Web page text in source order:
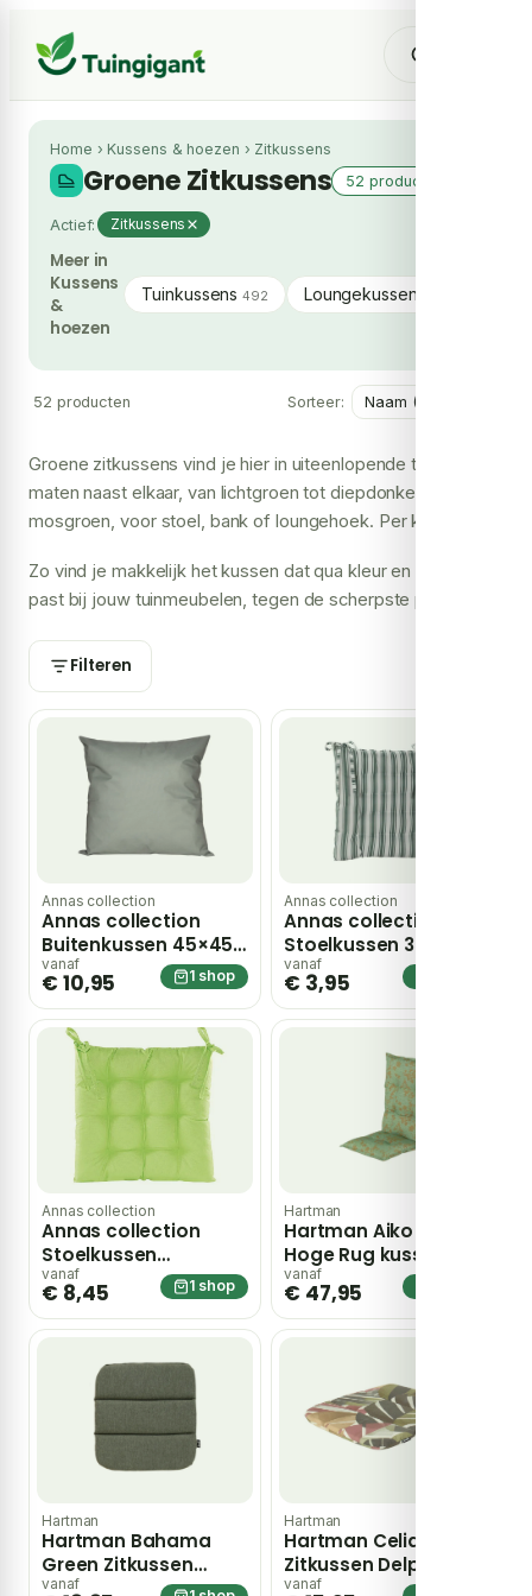
Home › Kussens & hoezen › Zitkussens
Groene Zitkussens 52 producten
Actief: Zitkussens
Meer in
Kussens
&
hoezen
Tuinkussens492 Loungekussens
52 producten Sorteer:
Groene zitkussens vind je hier in uiteenlopende tinten en
maten naast elkaar, van lichtgroen tot diepdonker
mosgroen, voor stoel, bank of loungehoek. Per kussen
je meteen waar hij leverbaar is.
Zo vind je makkelijk het kussen dat qua kleur en afmeting
past bij jouw tuinmeubelen, tegen de scherpste prijs.
Filteren
Annas collection
Annas collection
Buitenkussen 45×45
cm olijf Anna’s
Collection – groen
vanaf
€ 10,95 1 shop
Annas collection
Annas collection
Stoelkussen 38×38
cm Groen Streep
Anna’s Collection
vanaf
€ 3,95
Annas collection
Annas collection
Stoelkussen
gewatteerd 38x38cm
groen Anna’s
Collection
vanaf
€ 8,45 1 shop
Hartman
Hartman Aiko Green
Hoge Rug kussen
123x50x10 cm – groen
vanaf
€ 47,95
Hartman
Hartman Bahama
Green Zitkussen
Delphine 44x40x3 cm
vanaf
Hartman
Hartman Celia Green
Zitkussen Delphine
44x40x3 cm – groen
vanaf